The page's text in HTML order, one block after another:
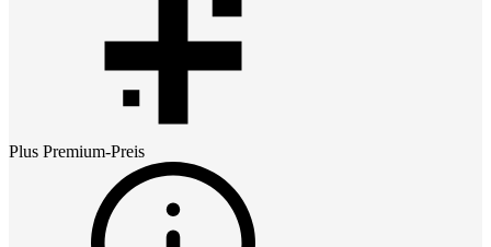
Plus Premium-Preis